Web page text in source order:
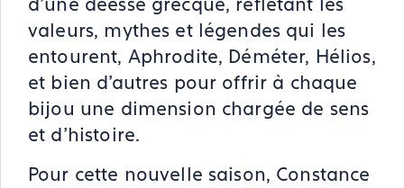
valeurs, mythes et légendes qui les
entourent, Aphrodite, Déméter, Hélios,
et bien d’autres pour offrir à chaque
bijou une dimension chargée de sens
et d’histoire.
Pour cette nouvelle saison, Constance